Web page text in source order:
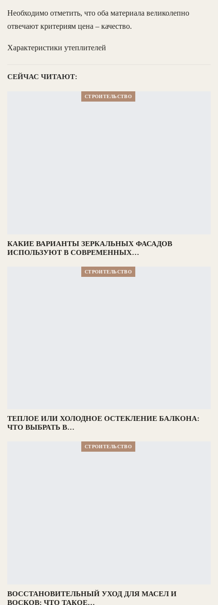
Необходимо отметить, что оба материала великолепно
отвечают критериям цена – качество.
Характеристики утеплителей
СЕЙЧАС ЧИТАЮТ:
СТРОИТЕЛЬСТВО
КАКИЕ ВАРИАНТЫ ЗЕРКАЛЬНЫХ ФАСАДОВ
ИСПОЛЬЗУЮТ В СОВРЕМЕННЫХ…
СТРОИТЕЛЬСТВО
ТЕПЛОЕ ИЛИ ХОЛОДНОЕ ОСТЕКЛЕНИЕ БАЛКОНА:
ЧТО ВЫБРАТЬ В…
СТРОИТЕЛЬСТВО
ВОССТАНОВИТЕЛЬНЫЙ УХОД ДЛЯ МАСЕЛ И
ВОСКОВ: ЧТО ТАКОЕ…